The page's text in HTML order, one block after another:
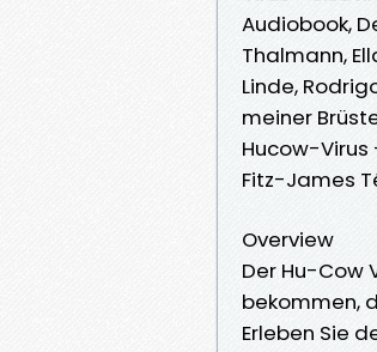
Audiobook,
Thalmann,
Linde,
meiner
Hucow-Virus
Fitz-James
Overview
Der Hu-Cow
bekommen,
Erleben Sie